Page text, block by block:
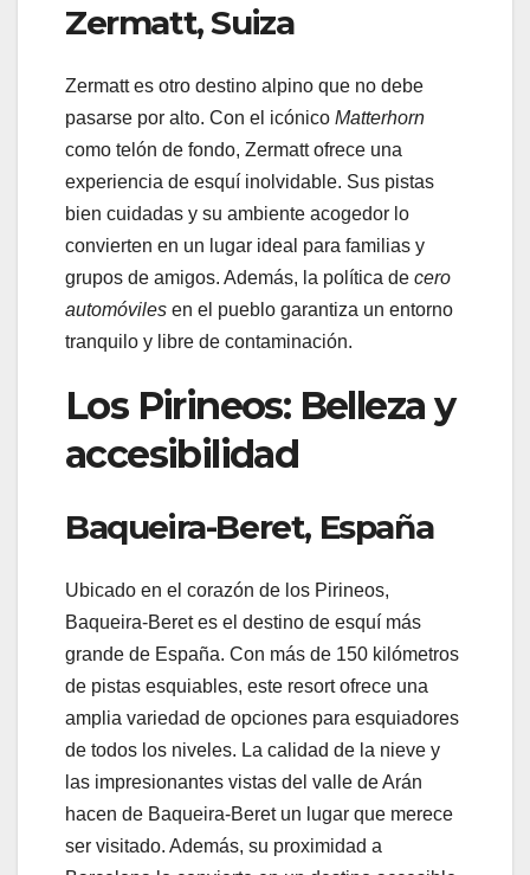
Zermatt, Suiza
Zermatt es otro destino alpino que no debe
pasarse por alto. Con el icónico Matterhorn
como telón de fondo, Zermatt ofrece una
experiencia de esquí inolvidable. Sus pistas
bien cuidadas y su ambiente acogedor lo
convierten en un lugar ideal para familias y
grupos de amigos. Además, la política de cero
automóviles en el pueblo garantiza un entorno
tranquilo y libre de contaminación.
Los Pirineos: Belleza y
accesibilidad
Baqueira-Beret, España
Ubicado en el corazón de los Pirineos,
Baqueira-Beret es el destino de esquí más
grande de España. Con más de 150 kilómetros
de pistas esquiables, este resort ofrece una
amplia variedad de opciones para esquiadores
de todos los niveles. La calidad de la nieve y
las impresionantes vistas del valle de Arán
hacen de Baqueira-Beret un lugar que merece
ser visitado. Además, su proximidad a